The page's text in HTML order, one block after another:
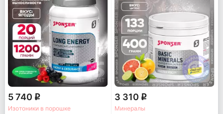
5 740 q
Изотоники в порошке
3 310 q
Минералы